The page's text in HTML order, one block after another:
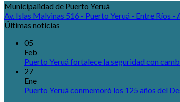
Municipalidad de Puerto Yeruá
Av. Islas Malvinas 516 - Puerto Yeruá - Entre Ríos -
Últimas noticias
05
Feb
Puerto Yeruá fortalece la seguridad con
27
Ene
Puerto Yeruá conmemoró los 125 años del